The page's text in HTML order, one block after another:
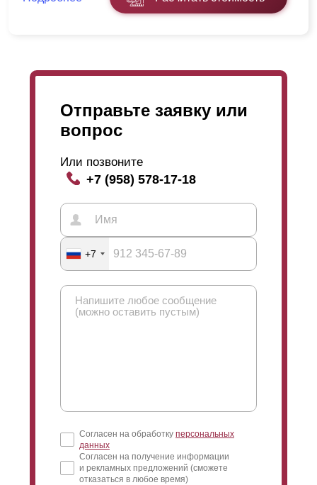
Отправьте заявку или
вопрос
Или позвоните
+7 (958) 578-17-18
+7
Согласен на обработку персональных
данных
Согласен на получение информации
и рекламных предложений (сможете
отказаться в любое время)